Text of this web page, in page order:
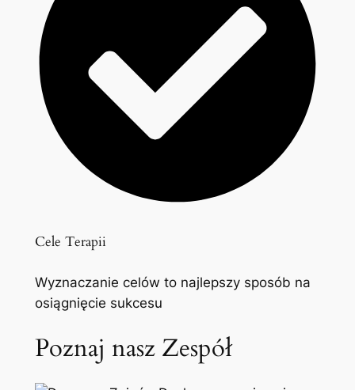
Cele Terapii
Wyznaczanie celów to najlepszy sposób na
osiągnięcie sukcesu
Poznaj nasz Zespół